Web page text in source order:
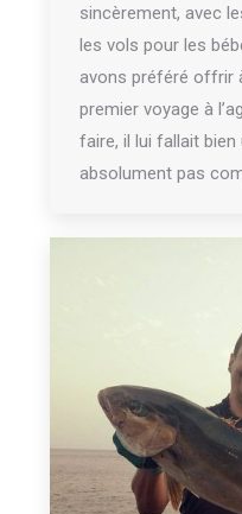
sincèrement, avec
les vols pour les
avons préféré offrir
premier voyage à
faire, il lui fallait bien
absolument pas